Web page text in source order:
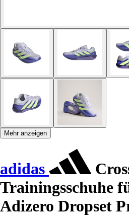
Mehr anzeigen
adidas
Trainingsschuhe
Adizero Dropset